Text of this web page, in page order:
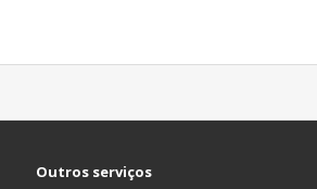
Outros serviços